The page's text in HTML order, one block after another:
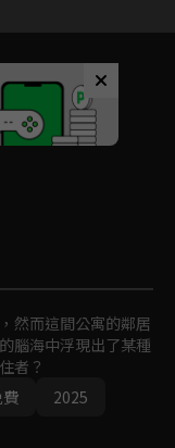
然而這間公寓的鄰居
腦海中浮現出了某種
者？
費
2025